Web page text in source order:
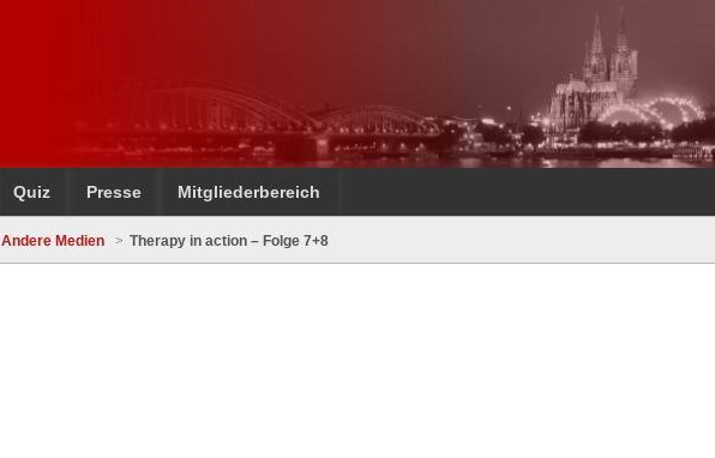
Quiz Presse Mitgliederbereich
Andere Medien Therapy in action – Folge 7+8